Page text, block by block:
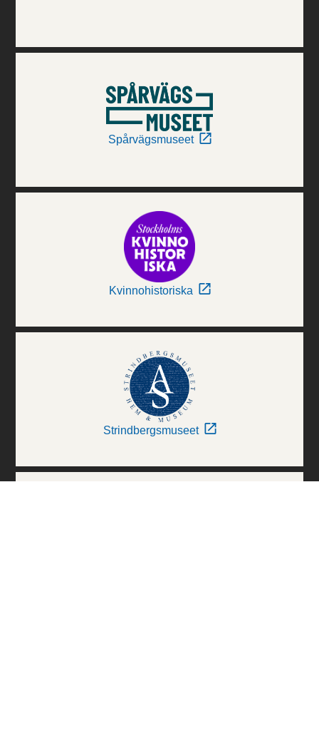
Spårvägsmuseet
Kvinnohistoriska
Strindbergsmuseet